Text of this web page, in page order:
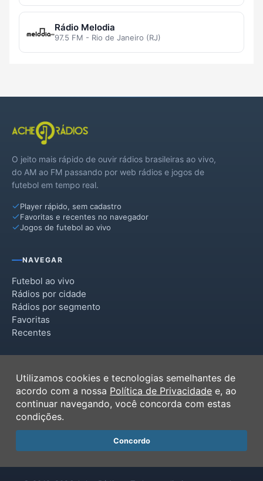
Rádio Melodia
97.5 FM - Rio de Janeiro (RJ)
O jeito mais rápido de ouvir rádios brasileiras ao vivo,
do AM ao FM passando por web rádios e jogos de
futebol em tempo real.
Player rápido, sem cadastro
Favoritas e recentes no navegador
Jogos de futebol ao vivo
NAVEGAR
Futebol ao vivo
Rádios por cidade
Rádios por segmento
Favoritas
Recentes
Termos de Uso
Política de Privacidade
Ferramentas
Contato
Utilizamos cookies e tecnologias semelhantes de
acordo com a nossa Política de Privacidade e, ao
continuar navegando, você concorda com estas
condições.
Concordo